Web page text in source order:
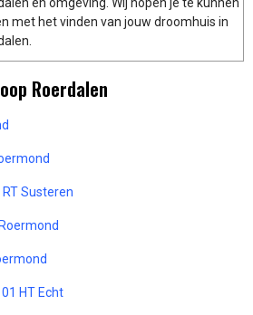
met het vinden van jouw droomhuis in
Roerdalen
Susteren
HT Echt